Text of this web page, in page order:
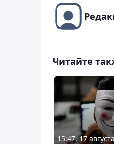
Читайте
15:47, 17